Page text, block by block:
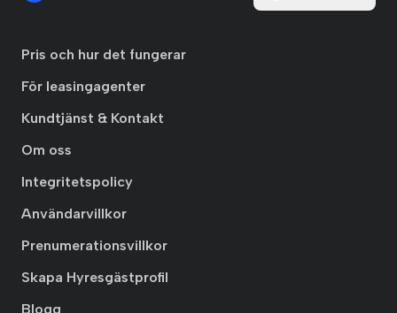
Pris och hur det fungerar
För leasingagenter
Kundtjänst & Kontakt
Om oss
Integritetspolicy
Användarvillkor
Prenumerationsvillkor
Skapa Hyresgästprofil
Blogg